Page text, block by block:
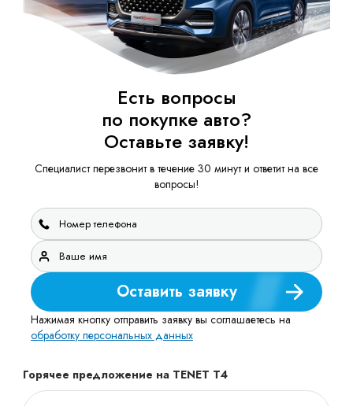
Есть вопросы
по покупке авто?
Оставьте заявку!
Специалист перезвонит в течение 30 минут и ответит на все
вопросы!
Оставить заявку
Нажимая кнопку отправить заявку вы соглашаетесь на
обработку персональных данных
Горячее предложение на TENET T4